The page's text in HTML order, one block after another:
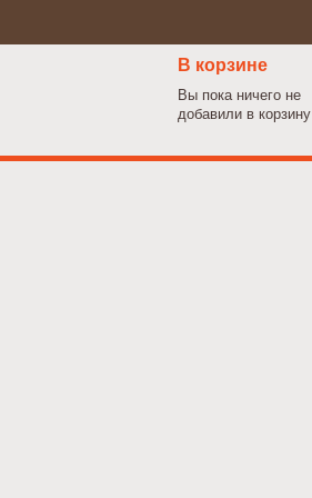
В корзине
Вы пока ничего не
добавили в корзину